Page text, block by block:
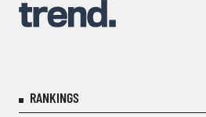
RANKINGS